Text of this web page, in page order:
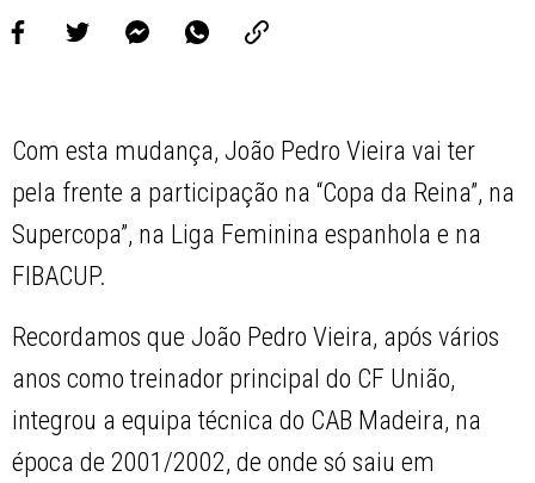
Com esta mudança, João Pedro Vieira vai ter
pela frente a participação na “Copa da Reina”, na
Supercopa”, na Liga Feminina espanhola e na
FIBACUP.
Recordamos que João Pedro Vieira, após vários
anos como treinador principal do CF União,
integrou a equipa técnica do CAB Madeira, na
época de 2001/2002, de onde só saiu em